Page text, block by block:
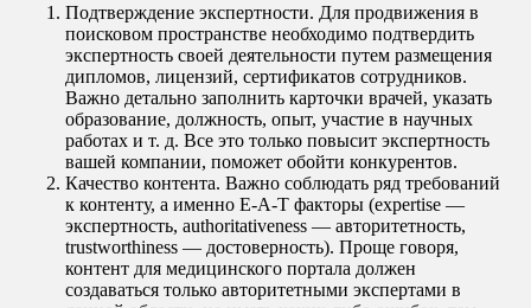
Подтверждение экспертности. Для продвижения в
поисковом пространстве необходимо подтвердить
экспертность своей деятельности путем размещения
дипломов, лицензий, сертификатов сотрудников.
Важно детально заполнить карточки врачей, указать
образование, должность, опыт, участие в научных
работах и т. д. Все это только повысит экспертность
вашей компании, поможет обойти конкурентов.
Качество контента. Важно соблюдать ряд требований
к контенту, а именно E-A-T факторы (expertise —
экспертность, authoritativeness — авторитетность,
trustworthiness — достоверность). Проще говоря,
контент для медицинского портала должен
создаваться только авторитетными экспертами в